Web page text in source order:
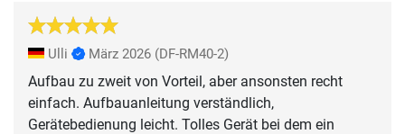
Ulli März 2026 (DF-RM40-2)
Aufbau zu zweit von Vorteil, aber ansonsten recht
einfach. Aufbauanleitung verständlich,
Gerätebedienung leicht. Tolles Gerät bei dem ein